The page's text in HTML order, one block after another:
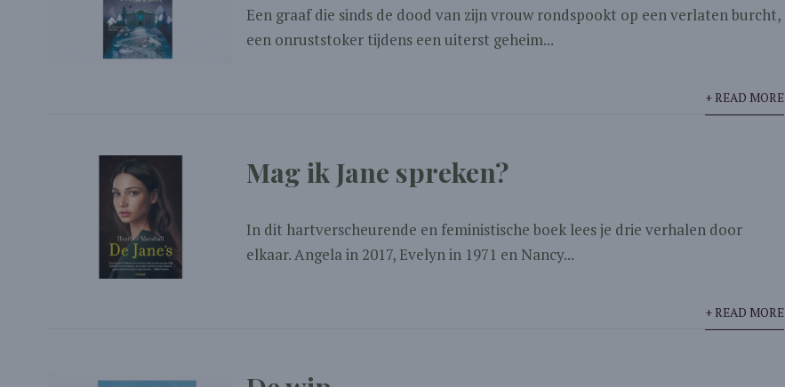
Een graaf die sinds de dood van zijn vrouw rondspookt op een verlaten burcht,
een onruststoker tijdens een uiterst geheim...
+ READ MORE
Mag ik Jane spreken?
In dit hartverscheurende en feministische boek lees je drie verhalen door
elkaar. Angela in 2017, Evelyn in 1971 en Nancy...
+ READ MORE